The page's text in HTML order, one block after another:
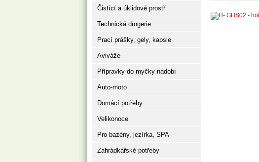
Čistící a úklidové prostř.
Technická drogerie
Prací prášky, gely, kapsle
Aviváže
Přípravky do myčky nádobí
Auto-moto
Domácí potřeby
Velikonoce
Pro bazény, jezírka, SPA
Zahrádkářské potřeby